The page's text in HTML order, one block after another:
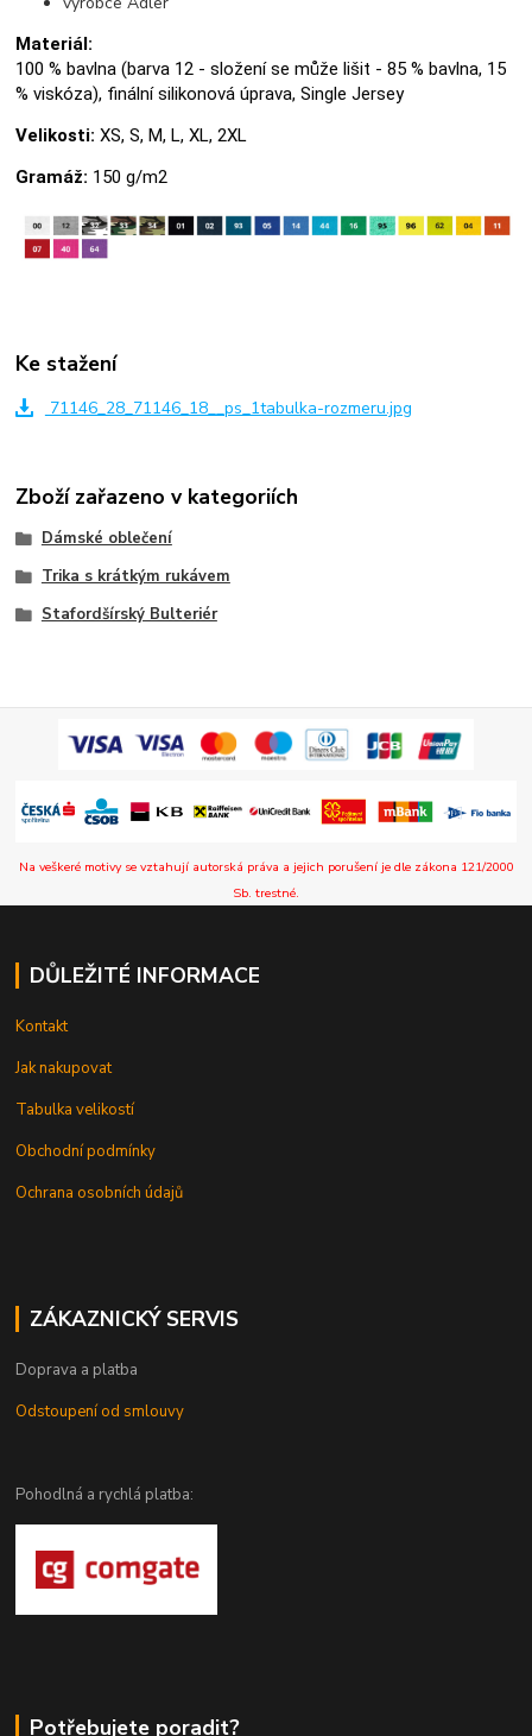
Materiál:
100 % bavlna (barva 12 - složení se může lišit - 85 % bavlna, 15
% viskóza), finální silikonová úprava, Single Jersey
Velikosti: XS, S, M, L, XL, 2XL
Gramáž: 150 g/m2
Ke stažení
71146_28_71146_18__ps_1tabulka-rozmeru.jpg
Zboží zařazeno v kategoriích
Dámské oblečení
Trika s krátkým rukávem
Stafordšírský Bulteriér
Na veškeré motivy se vztahují autorská práva a jejich porušení je dle zákona 121/2000
Sb. trestné.
DŮLEŽITÉ INFORMACE
Kontakt
Jak nakupovat
Tabulka velikostí
Obchodní podmínky
Ochrana osobních údajů
ZÁKAZNICKÝ SERVIS
Doprava a platba
Odstoupení od smlouvy
Pohodlná a rychlá platba:
Potřebujete poradit?